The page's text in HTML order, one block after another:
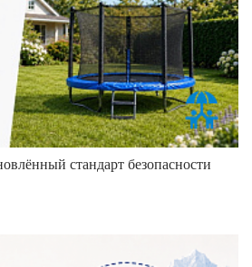
стандарт безопасности